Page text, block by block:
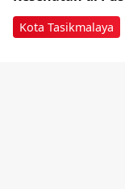
Kota Tasikmalaya